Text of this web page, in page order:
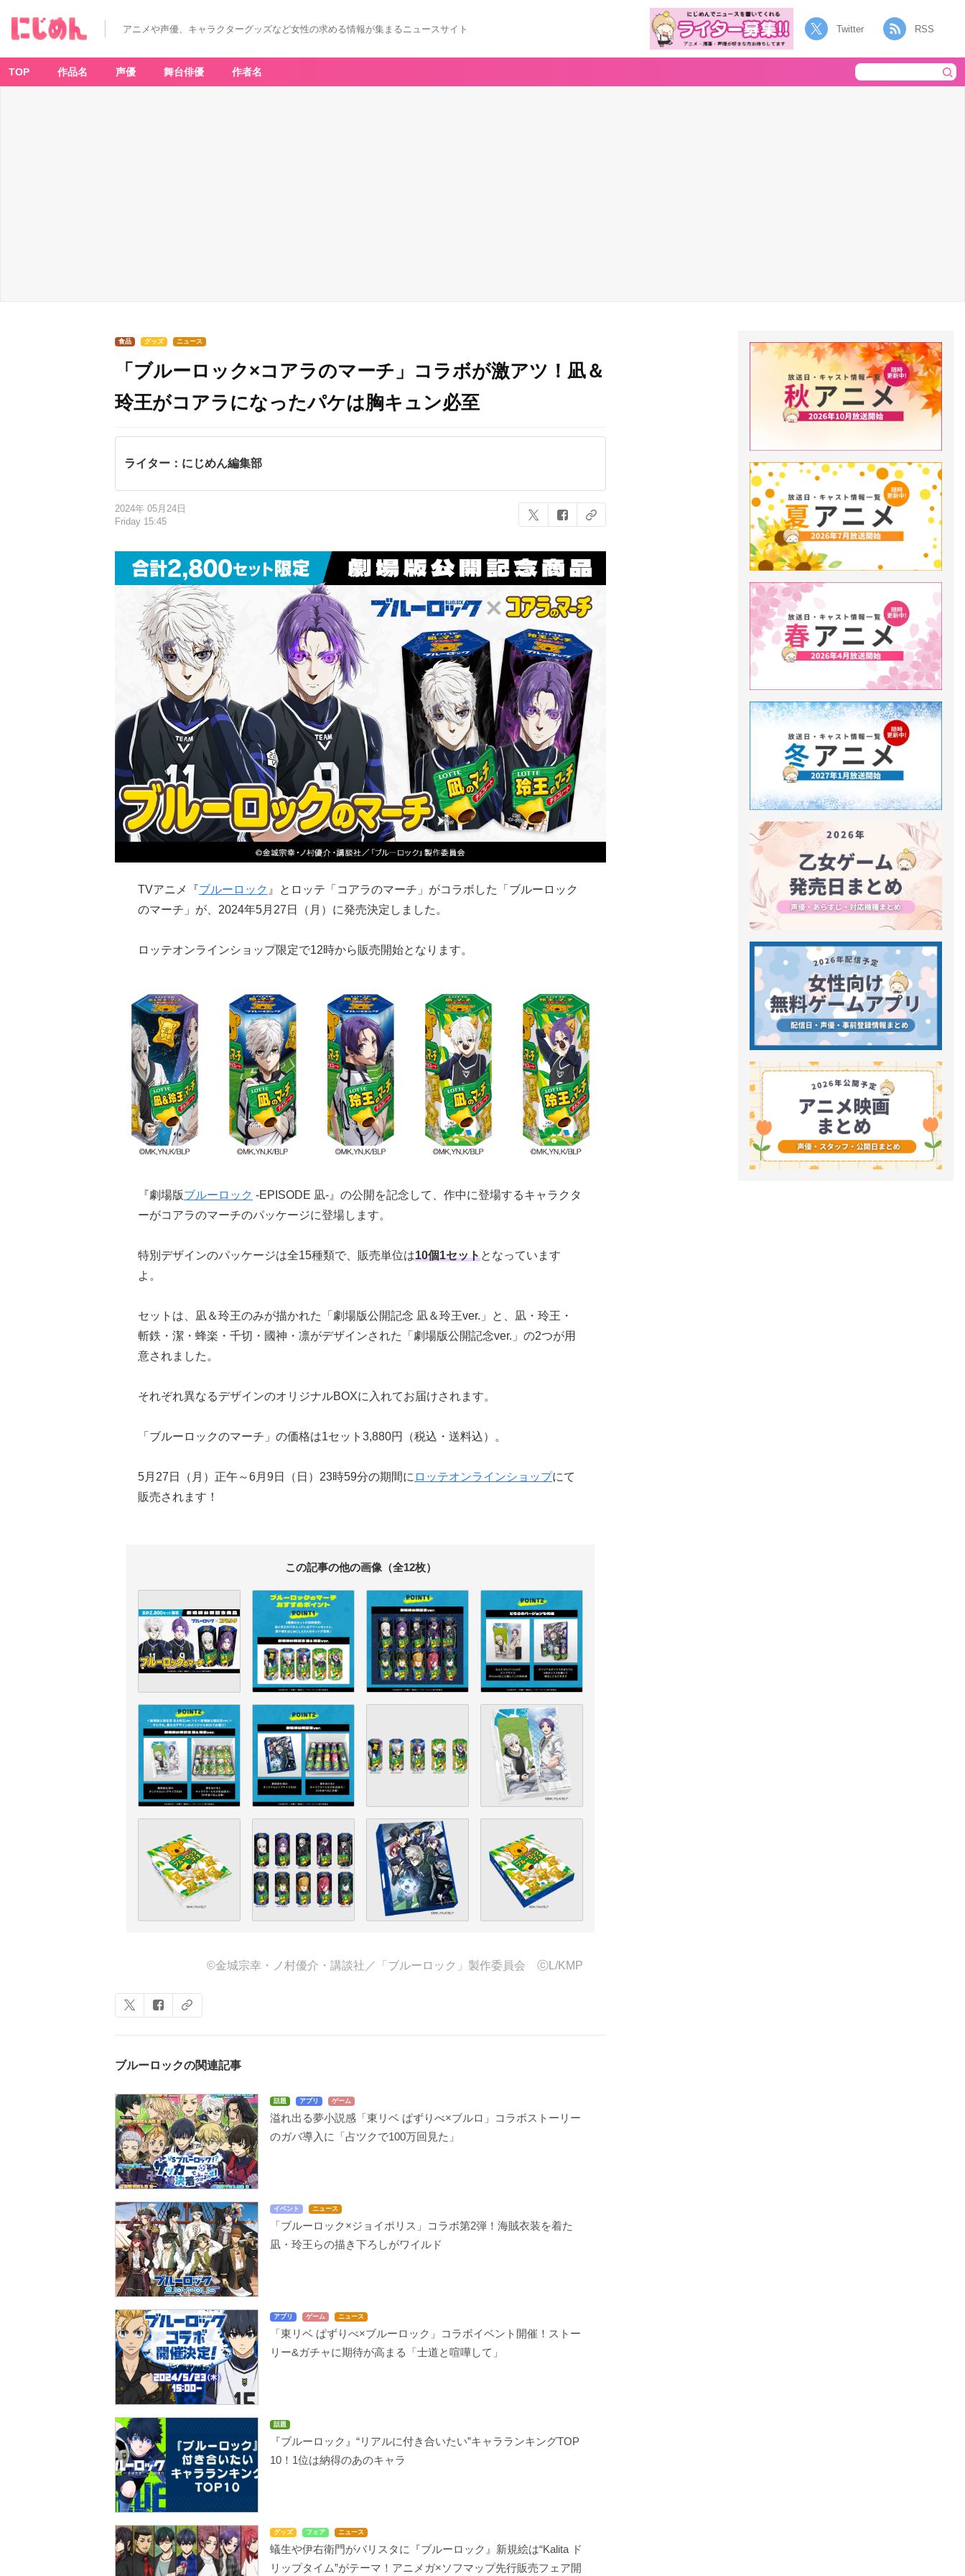
アニメや声優、キャラクターグッズなど女性の求める情報が集まるニュースサイト Twitter RSS
TOP 作品名 声優 舞台俳優 作者名
食品 グッズ ニュース
「ブルーロック×コアラのマーチ」コラボが激アツ！凪＆
玲王がコアラになったパケは胸キュン必至
ライター：にじめん編集部
2024年 05月24日
Friday 15:45
TVアニメ『ブルーロック 』とロッテ「コアラのマーチ」がコラボした「ブルーロック
のマーチ」が、2024年5月27日（月）に発売決定しました。
ロッテオンラインショップ限定で12時から販売開始となります。
『劇場版ブルーロック -EPISODE 凪-』の公開を記念して、作中に登場するキャラクタ
ーがコアラのマーチのパッケージに登場します。
特別デザインのパッケージは全15種類で、販売単位は10個1セットとなっています
よ。
セットは、凪＆玲王のみが描かれた「劇場版公開記念 凪＆玲王ver.」と、凪・玲王・
斬鉄・潔・蜂楽・千切・國神・凛がデザインされた「劇場版公開記念ver.」の2つが用
意されました。
それぞれ異なるデザインのオリジナルBOXに入れてお届けされます。
「ブルーロックのマーチ」の価格は1セット3,880円（税込・送料込）。
5月27日（月）正午～6月9日（日）23時59分の期間に ロッテオンラインショップにて
販売されます！
この記事の他の画像（全12枚）
©金城宗幸・ノ村優介・講談社／「ブルーロック」製作委員会 ⓒL/KMP
ブルーロックの関連記事
話題 アプリ ゲーム
溢れ出る夢小説感「東リベ ぱずりべ×ブルロ」コラボストーリー
のガバ導入に「占ツクで100万回見た」
イベント ニュース
「ブルーロック×ジョイポリス」コラボ第2弾！海賊衣装を着た
凪・玲王らの描き下ろしがワイルド
アプリ ゲーム ニュース
「東リベ ぱずりべ×ブルーロック」コラボイベント開催！ストー
リー&ガチャに期待が高まる「士道と喧嘩して」
話題
『ブルーロック』“リアルに付き合いたい”キャラランキングTOP
10！1位は納得のあのキャラ
グッズ フェア ニュース
蟻生や伊右衛門がバリスタに『ブルーロック』新規絵は“Kalita ド
リップタイム”がテーマ！アニメガ×ソフマップ先行販売フェア開